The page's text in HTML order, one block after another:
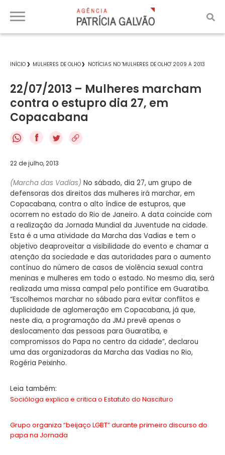
INÍCIO MULHERES DE OLHO NOTÍCIAS NO 'MULHERES DE OLHO' 2009 A 2013
22/07/2013 – Mulheres marcham
contra o estupro dia 27, em
Copacabana
f
22 de julho, 2013
(Marcha das Vadias) No sábado, dia 27, um grupo de
defensoras dos direitos das mulheres irá marchar, em
Copacabana, contra o alto índice de estupros, que
ocorrem no estado do Rio de Janeiro. A data coincide com
a realização da Jornada Mundial da Juventude na cidade.
Esta é a uma atividade da Marcha das Vadias e tem o
objetivo deaproveitar a visibilidade do evento e chamar a
atenção da sociedade e das autoridades para o aumento
contínuo do número de casos de violência sexual contra
meninas e mulheres em todo o estado. No mesmo dia, será
realizada uma missa campal pelo pontífice em Guaratiba.
“Escolhemos marchar no sábado para evitar conflitos e
duplicidade de aglomeração em Copacabana, já que,
neste dia, a programação da JMJ prevê apenas o
deslocamento das pessoas para Guaratiba, e
compromissos do Papa no centro da cidade”, declarou
uma das organizadoras da Marcha das Vadias no Rio,
Rogéria Peixinho.
Leia também:
Socióloga explica e critica o Estatuto do Nascituro
Grupo organiza “beijaço LGBT” durante primeiro discurso do
papa na Jornada